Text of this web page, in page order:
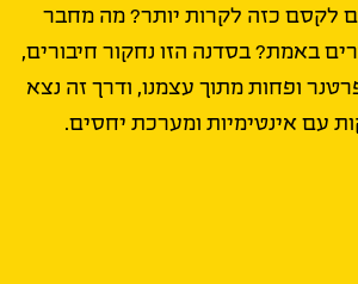
לקסם כזה לקרות יותר? מה מחבר
באמת? בסדנה הזו נחקור חיבורים,
ופחות מתוך עצמנו, ודרך זה נצא
עם אינטימיות ומערכת יחסים.